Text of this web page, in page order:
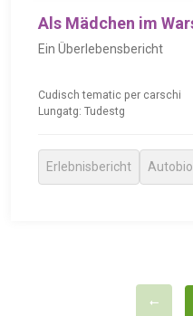
Als Mädchen im
Ein Überlebensbericht
Cudisch tematic per carschi
Lungatg: Tudestg
Erlebnisbericht